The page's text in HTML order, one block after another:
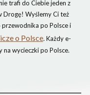
trafi do Ciebie jeden z
Drogę! Wyślemy Ci też
po Polsce i
o Polsce. Każdy e-
na wycieczki po Polsce.